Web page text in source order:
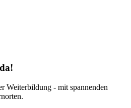
Weiterbildung - mit spannenden